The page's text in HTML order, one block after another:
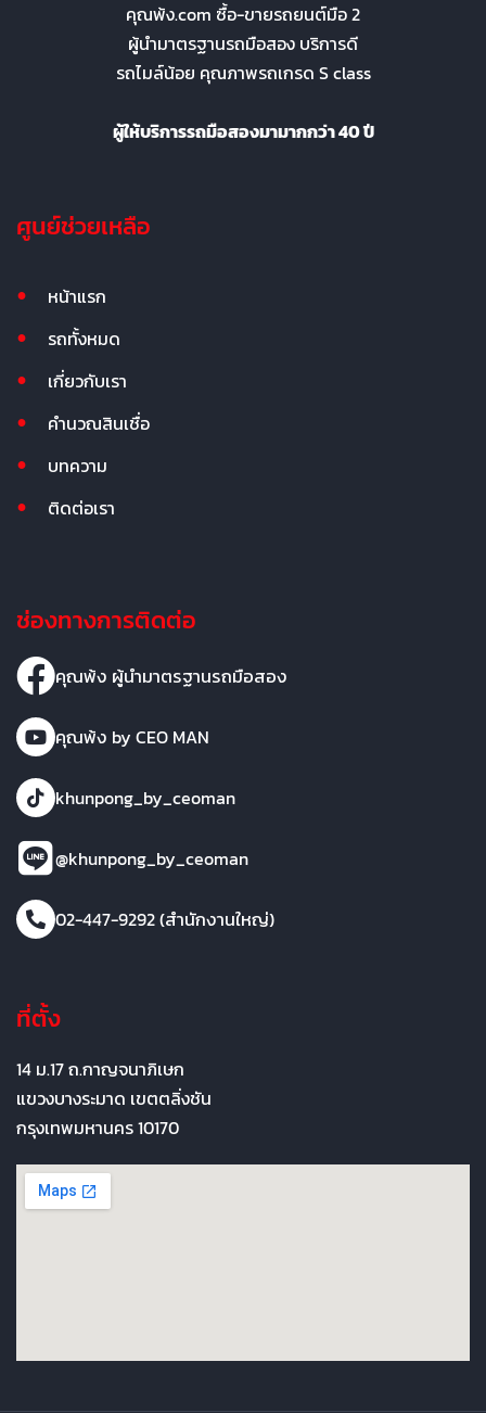
คุณพ้ง.com ซื้อ-ขายรถยนต์มือ 2
ผู้นำมาตรฐานรถมือสอง บริการดี
รถไมล์น้อย คุณภาพรถเกรด S class
ผู้ให้บริการรถมือสองมามากกว่า 40 ปี
ศูนย์ช่วยเหลือ
หน้าแรก
รถทั้งหมด
เกี่ยวกับเรา
คำนวณสินเชื่อ
บทความ
ติดต่อเรา
ช่องทางการติดต่อ
คุณพ้ง ผู้นำมาตรฐานรถมือสอง
คุณพ้ง by CEO MAN
khunpong_by_ceoman
@khunpong_by_ceoman
02-447-9292 (สำนักงานใหญ่)
ที่ตั้ง
14 ม.17 ถ.กาญจนาภิเษก
แขวงบางระมาด เขตตลิ่งชัน
กรุงเทพมหานคร 10170